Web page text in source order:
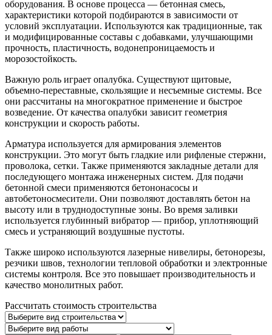
оборудования. В основе процесса — бетонная смесь,
характеристики которой подбираются в зависимости от
условий эксплуатации. Используются как традиционные, так
и модифицированные составы с добавками, улучшающими
прочность, пластичность, водонепроницаемость и
морозостойкость.
Важную роль играет опалубка. Существуют щитовые,
объемно-переставные, скользящие и несъемные системы. Все
они рассчитаны на многократное применение и быстрое
возведение. От качества опалубки зависит геометрия
конструкции и скорость работы.
Арматура используется для армирования элементов
конструкции. Это могут быть гладкие или рифленые стержни,
проволока, сетки. Также применяются закладные детали для
последующего монтажа инженерных систем. Для подачи
бетонной смеси применяются бетононасосы и
автобетоносмесители. Они позволяют доставлять бетон на
высоту или в труднодоступные зоны. Во время заливки
используется глубинный вибратор — прибор, уплотняющий
смесь и устраняющий воздушные пустоты.
Также широко используются лазерные нивелиры, бетонорезы,
резчики швов, технологии тепловой обработки и электронные
системы контроля. Все это повышает производительность и
качество монолитных работ.
Рассчитать стоимость строительства